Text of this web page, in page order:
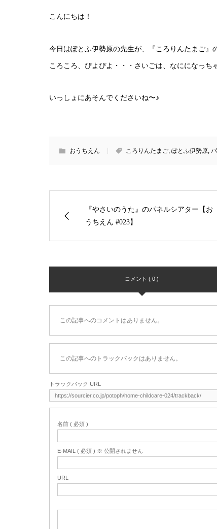
こんにちは！
今日はぽとふ伊勢原の先生が、『ころりんたまご』
ころころ、ぴよぴよ・・・さいごは、なにになっち
いっしょにあそんでくださいね〜♪
おうちえん ころりんたまご, ぽとふ伊勢原,
『やさいのうた』のパネルシアター【お
うちえん #023】
コメント ( 0 )
この記事へのコメントはありません。
この記事へのトラックバックはありません。
トラックバック URL
名前 ( 必須 )
E-MAIL ( 必須 ) ※ 公開されません
URL